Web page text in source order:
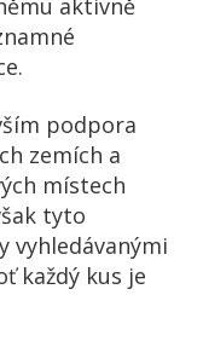
aktivně
podpora
zemích a
místech
tyto
vyhledávanými
každý kus je